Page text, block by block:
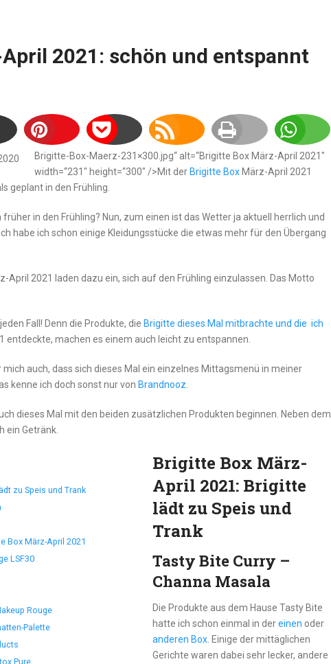
2021: schön und entspannt
Brigitte-Box-Maerz-231×300.jpg“ alt=“Brigitte Box März-April 2021″
width=“231″ height=“300″ />Mit der Brigitte BoxMärz-April 2021
geplant in den Frühling.
in den Frühling? Nun, zum einen ist das Wetter ja aktuell herrlich und
habe ich schon einige Kleidungsstücke die etwas mehr für den Übergang
April 2021 laden dazu ein, sich auf den Frühling einzulassen. Das Motto
Fall! Denn die Produkte, die Brigitte dieses Mal mitbrachte und die ich
entdeckte, machen es einem auch leicht zu entspannen.
auch, dass sich dieses Mal ein einzelnes Mittagsmenü in meiner
kenne ich doch sonst nur von Brandnooz
dieses Mal mit den beiden zusätzlichen Produkten beginnen. Neben dem
ein Getränk.
zu Speis und Trank
Box März-April 2021
LSF30
Rouge
Palette
Pure
Brigitte Box März-
April 2021: Brigitte
lädt zu Speis und
Trank
Tasty Bite Curry –
Channa Masala
Die Produkte aus dem Hause Tasty Bite
hatte ich schon einmal in dereinen oder
anderen Box . Einige der mittäglichen
Gerichte waren dabei sehr lecker, andere